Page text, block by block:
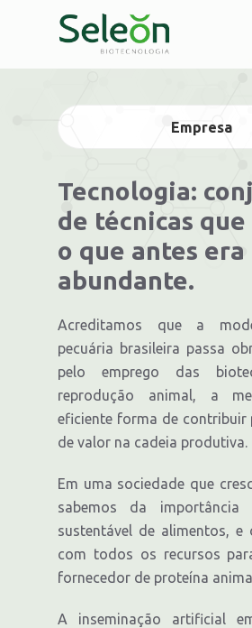
Empresa
Tecnologia:
de técnicas
o que antes
abundante.
Acreditamos que a
pecuária brasileira passa
pelo emprego das
reprodução animal, a
eficiente forma de contribuir
de valor na cadeia produtiva.
Em uma sociedade que
sabemos da importância
sustentável de alimentos, e
com todos os recursos
fornecedor de proteína
A inseminação artificial